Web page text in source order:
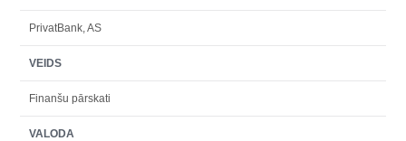
PrivatBank, AS
VEIDS
Finanšu pārskati
VALODA